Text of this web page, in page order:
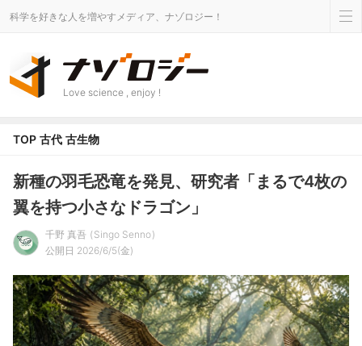
科学を好きな人を増やすメディア、ナゾロジー！
Love science , enjoy !
TOP 古代 古生物
新種の羽毛恐竜を発見、研究者「まるで4枚の
翼を持つ小さなドラゴン」
千野 真吾
Singo Senno
公開日 2026/6/5(金)